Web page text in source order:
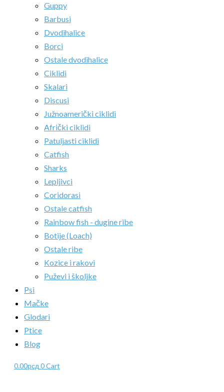
Guppy
Barbusi
Dvodihalice
Borci
Ostale dvodihalice
Ciklidi
Skalari
Discusi
Južnoamerički ciklidi
Afrički ciklidi
Patuljasti ciklidi
Catfish
Sharks
Lepljivci
Coridorasi
Ostale catfish
Rainbow fish - dugine ribe
Botije (Loach)
Ostale ribe
Kozice i rakovi
Puževi i školjke
Psi
Mačke
Glodari
Ptice
Blog
0.00рсд 0Cart